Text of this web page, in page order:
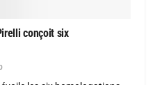
conçoit six